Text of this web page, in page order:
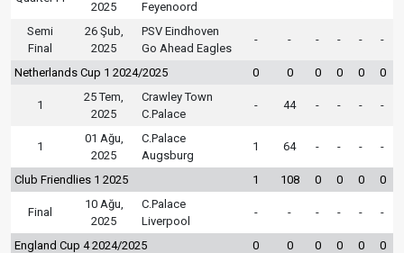
2025
Feyenoord
Semi
Final
26 Şub,
2025
PSV Eindhoven
Go Ahead Eagles
- - - - - -
Netherlands Cup 1 2024/2025 0 0 0 0 0 0
1
25 Tem,
2025
Crawley Town
C.Palace
- 44 - - - -
1
01 Ağu,
2025
C.Palace
Augsburg
1 64 - - - -
Club Friendlies 1 2025 1 108 0 0 0 0
Final
10 Ağu,
2025
C.Palace
Liverpool
- - - - - -
England Cup 4 2024/2025 0 0 0 0 0 0